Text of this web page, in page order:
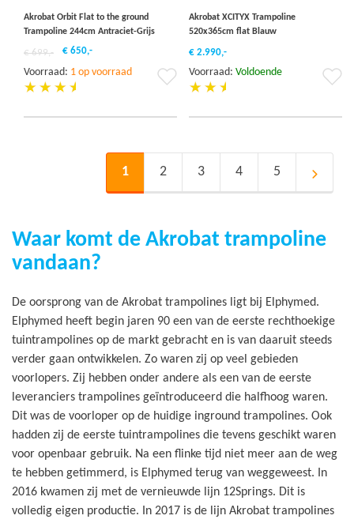
Akrobat Orbit Flat to the ground
Trampoline 244cm Antraciet-Grijs
€ 699,- € 650,-
Voorraad: 1 op voorraad
Voeg
Akrobat XCITYX Trampoline
520x365cm flat Blauw
€ 2.990,-
Voorraad: Voldoende
U lees momenteel pagina
1
Pagina
2
Pagina
3
Pagina
4
Pagina
5
Pagina
Waar komt de Akrobat trampoline
vandaan?
De oorsprong van de Akrobat trampolines ligt bij Elphymed.
Elphymed heeft begin jaren 90 een van de eerste rechthoekige
tuintrampolines op de markt gebracht en is van daaruit steeds
verder gaan ontwikkelen. Zo waren zij op veel gebieden
voorlopers. Zij hebben onder andere als een van de eerste
leveranciers trampolines geïntroduceerd die halfhoog waren.
Dit was de voorloper op de huidige inground trampolines. Ook
hadden zij de eerste tuintrampolines die tevens geschikt waren
voor openbaar gebruik. Na een flinke tijd niet meer aan de weg
te hebben getimmerd, is Elphymed terug van weggeweest. In
2016 kwamen zij met de vernieuwde lijn 12Springs. Dit is
volledig eigen productie. In 2017 is de lijn Akrobat trampolines